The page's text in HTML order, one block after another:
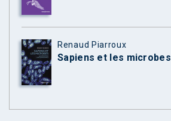
Renaud Piarroux
Sapiens et les microbes